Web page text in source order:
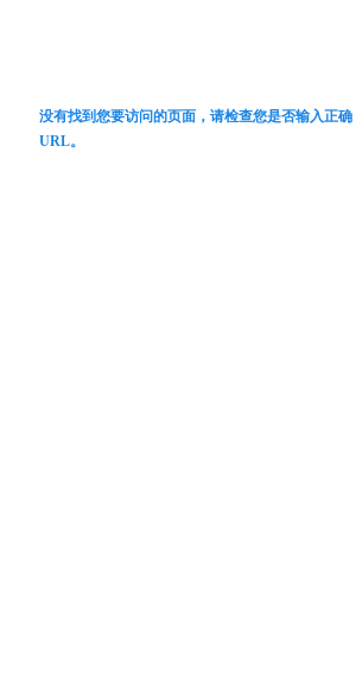
没有找到您要访问的页面，请检查您是否输入正确
URL。